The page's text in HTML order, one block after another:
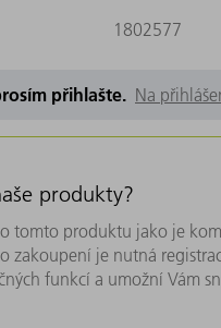
1802577
přihlašte. Na
produkty?
tomto produktu jako je
zakoupení je nutná
funkcí a umožní Vám